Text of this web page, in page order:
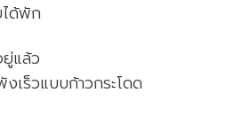
ด้พัก
แล้ว
เร็วแบบก้าวกระโดด